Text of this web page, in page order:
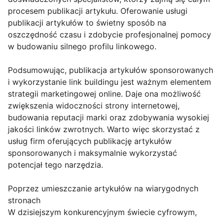
procesem publikacji artykułu. Oferowanie usługi
publikacji artykułów to świetny sposób na
oszczędność czasu i zdobycie profesjonalnej pomocy
w budowaniu silnego profilu linkowego.
Podsumowując, publikacja artykułów sponsorowanych
i wykorzystanie link buildingu jest ważnym elementem
strategii marketingowej online. Daje ona możliwość
zwiększenia widoczności strony internetowej,
budowania reputacji marki oraz zdobywania wysokiej
jakości linków zwrotnych. Warto więc skorzystać z
usług firm oferujących publikację artykułów
sponsorowanych i maksymalnie wykorzystać
potencjał tego narzędzia.
Poprzez umieszczanie artykułów na wiarygodnych
stronach
W dzisiejszym konkurencyjnym świecie cyfrowym,